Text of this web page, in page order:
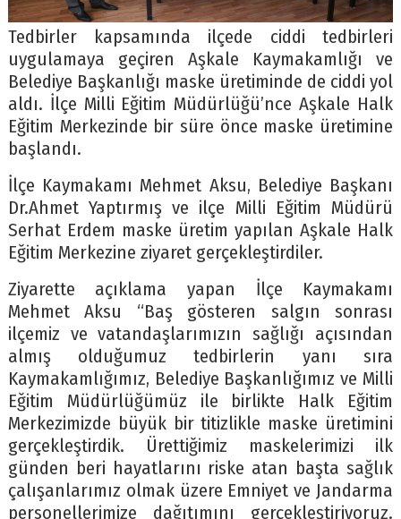
Tedbirler kapsamında ilçede ciddi tedbirleri
uygulamaya geçiren Aşkale Kaymakamlığı ve
Belediye Başkanlığı maske üretiminde de ciddi yol
aldı. İlçe Milli Eğitim Müdürlüğü’nce Aşkale Halk
Eğitim Merkezinde bir süre önce maske üretimine
başlandı.
İlçe Kaymakamı Mehmet Aksu, Belediye Başkanı
Dr.Ahmet Yaptırmış ve ilçe Milli Eğitim Müdürü
Serhat Erdem maske üretim yapılan Aşkale Halk
Eğitim Merkezine ziyaret gerçekleştirdiler.
Ziyarette açıklama yapan İlçe Kaymakamı
Mehmet Aksu “Baş gösteren salgın sonrası
ilçemiz ve vatandaşlarımızın sağlığı açısından
almış olduğumuz tedbirlerin yanı sıra
Kaymakamlığımız, Belediye Başkanlığımız ve Milli
Eğitim Müdürlüğümüz ile birlikte Halk Eğitim
Merkezimizde büyük bir titizlikle maske üretimini
gerçekleştirdik. Ürettiğimiz maskelerimizi ilk
günden beri hayatlarını riske atan başta sağlık
çalışanlarımız olmak üzere Emniyet ve Jandarma
personellerimize dağıtımını gerçekleştiriyoruz.